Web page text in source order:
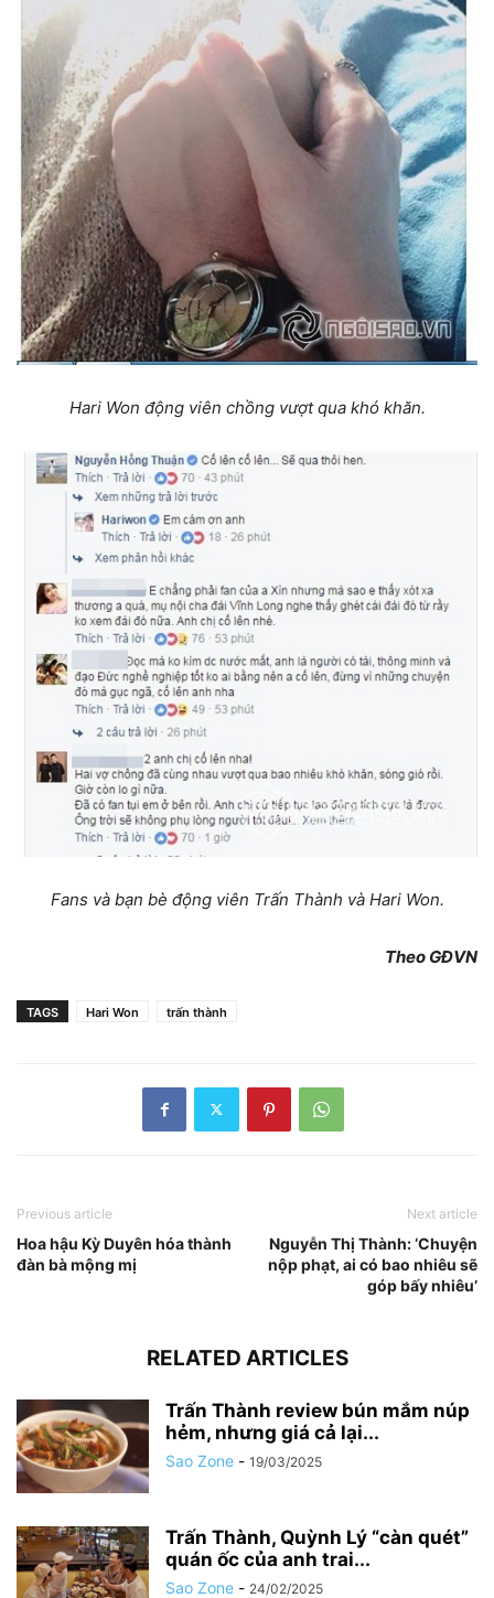
Hari Won động viên chồng vượt qua khó khăn.
Fans và bạn bè động viên Trấn Thành và Hari Won.
Theo GĐVN
TAGS Hari Won trấn thành
Previous article
Hoa hậu Kỳ Duyên hóa thành
đàn bà mộng mị
Next article
Nguyễn Thị Thành: ‘Chuyện
nộp phạt, ai có bao nhiêu sẽ
góp bấy nhiêu’
RELATED ARTICLES
Trấn Thành review bún mắm núp
hẻm, nhưng giá cả lại...
Sao Zone - 19/03/2025
Trấn Thành, Quỳnh Lý “càn quét”
quán ốc của anh trai...
Sao Zone - 24/02/2025